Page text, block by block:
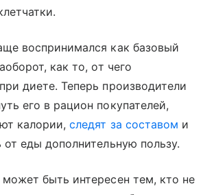
воспринимался как базовый
как то, от чего
диете. Теперь производители
его в рацион покупателей,
калории,следят за составом и
от еды дополнительную пользу.
быть интересен тем, кто не